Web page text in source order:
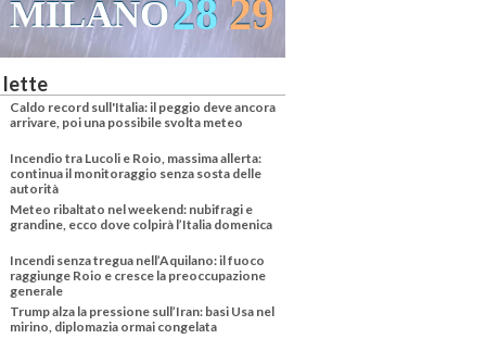
MILANO28 29
lette
Caldo record sull'Italia: il peggio deve ancora
arrivare, poi una possibile svolta meteo
Incendio tra Lucoli e Roio, massima allerta:
continua il monitoraggio senza sosta delle
autorità
Meteo ribaltato nel weekend: nubifragi e
grandine, ecco dove colpirà l’Italia domenica
Incendi senza tregua nell’Aquilano: il fuoco
raggiunge Roio e cresce la preoccupazione
generale
Trump alza la pressione sull’Iran: basi Usa nel
mirino, diplomazia ormai congelata